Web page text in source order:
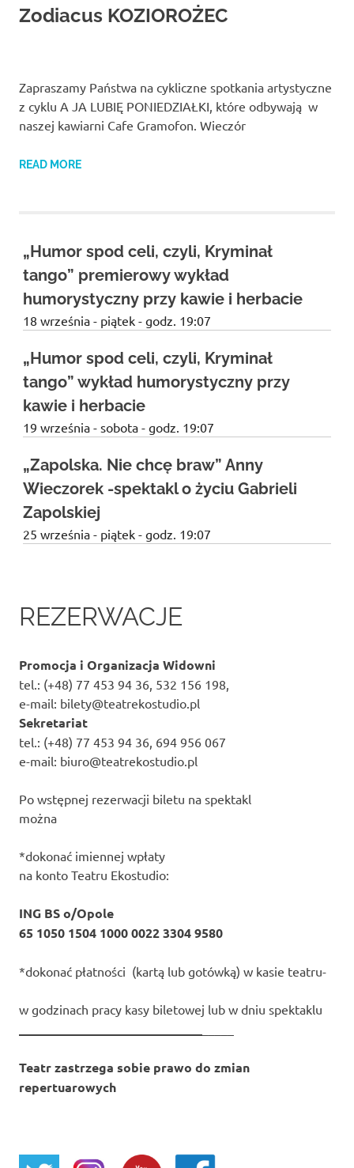
Zodiacus KOZIOROŻEC
Zapraszamy Państwa na cykliczne spotkania artystyczne
z cyklu A JA LUBIĘ PONIEDZIAŁKI, które odbywają w
naszej kawiarni Cafe Gramofon. Wieczór
READ MORE
„Humor spod celi, czyli, Kryminał
tango” premierowy wykład
humorystyczny przy kawie i herbacie
18 września - piątek - godz. 19:07
„Humor spod celi, czyli, Kryminał
tango” wykład humorystyczny przy
kawie i herbacie
19 września - sobota - godz. 19:07
„Zapolska. Nie chcę braw” Anny
Wieczorek -spektakl o życiu Gabrieli
Zapolskiej
25 września - piątek - godz. 19:07
REZERWACJE
Promocja i Organizacja Widowni
tel.: (+48) 77 453 94 36, 532 156 198,
e-mail: bilety@teatrekostudio.pl
Sekretariat
tel.: (+48) 77 453 94 36, 694 956 067
e-mail: biuro@teatrekostudio.pl
Po wstępnej rezerwacji biletu na spektakl
można
*dokonać imiennej wpłaty
na konto Teatru Ekostudio:
ING BS o/Opole
65 1050 1504 1000 0022 3304 9580
*dokonać płatności (kartą lub gotówką) w kasie teatru-
w godzinach pracy kasy biletowej lub w dniu spektaklu
Teatr zastrzega sobie prawo do zmian
repertuarowych